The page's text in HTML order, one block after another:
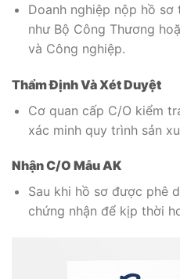
Doanh nghiệp nộp hồ
như Bộ Công Thương
và Công nghiệp.
Thẩm Định Và Xét Duyệt
Cơ quan cấp C/O kiểm
xác minh quy trình sản
Nhận C/O Mẫu AK
Sau khi hồ sơ được phê
chứng nhận để kịp thời